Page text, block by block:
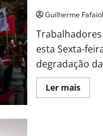
de
Guilherme Fafaiol
esta Sexta-
degradação
Ler maisLeia
mais